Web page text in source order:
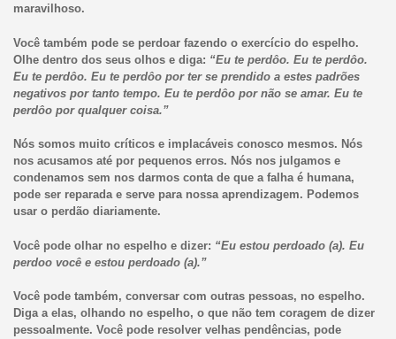
maravilhoso.
Você também pode se perdoar fazendo o exercício do espelho.
Olhe dentro dos seus olhos e diga: “Eu te perdôo. Eu te perdôo.
Eu te perdôo. Eu te perdôo por ter se prendido a estes padrões
negativos por tanto tempo. Eu te perdôo por não se amar. Eu te
perdôo por qualquer coisa.”
Nós somos muito críticos e implacáveis conosco mesmos. Nós
nos acusamos até por pequenos erros. Nós nos julgamos e
condenamos sem nos darmos conta de que a falha é humana,
pode ser reparada e serve para nossa aprendizagem. Podemos
usar o perdão diariamente.
Você pode olhar no espelho e dizer: “Eu estou perdoado (a). Eu
perdoo você e estou perdoado (a).”
Você pode também, conversar com outras pessoas, no espelho.
Diga a elas, olhando no espelho, o que não tem coragem de dizer
pessoalmente. Você pode resolver velhas pendências, pode